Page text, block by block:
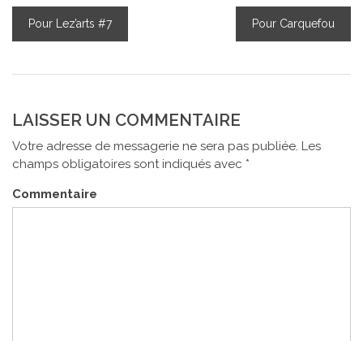
NAVIGATION
Pour Lez’arts #7 Pour Carquefou
LAISSER UN COMMENTAIRE
Votre adresse de messagerie ne sera pas publiée. Les
champs obligatoires sont indiqués avec *
Commentaire